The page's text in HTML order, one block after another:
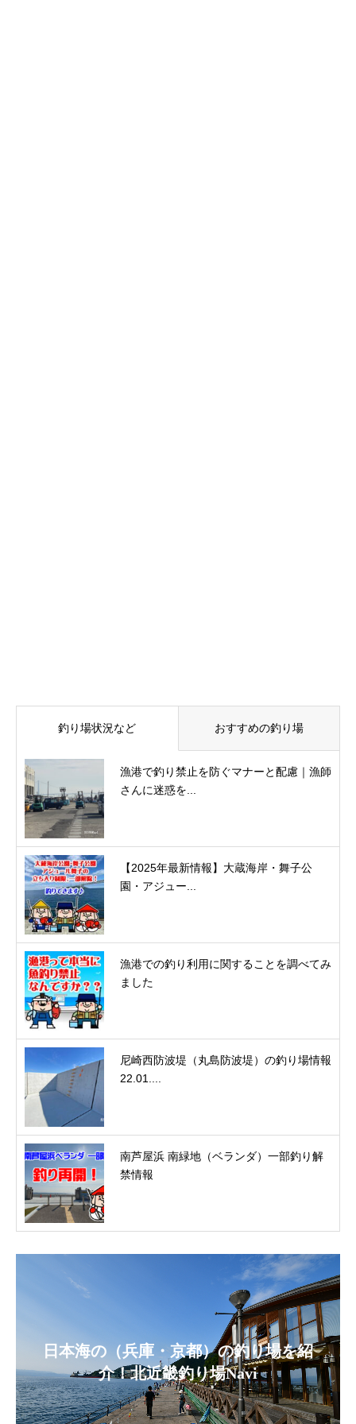
釣り場状況など おすすめの釣り場
漁港で釣り禁止を防ぐマナーと配慮｜漁師
さんに迷惑を...
【2025年最新情報】大蔵海岸・舞子公
園・アジュー...
漁港での釣り利用に関することを調べてみ
ました
尼崎西防波堤（丸島防波堤）の釣り場情報
22.01....
南芦屋浜 南緑地（ベランダ）一部釣り解
禁情報
日本海の（兵庫・京都）の釣り場を紹
介！北近畿釣り場Navi